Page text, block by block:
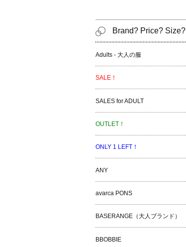
Brand? Price? Size?
Adults - 大人の服
SALE！
SALES for ADULT
OUTLET！
ONLY 1 LEFT！
ANY
avarca PONS
BASERANGE（大人ブランド）
BBOBBIE